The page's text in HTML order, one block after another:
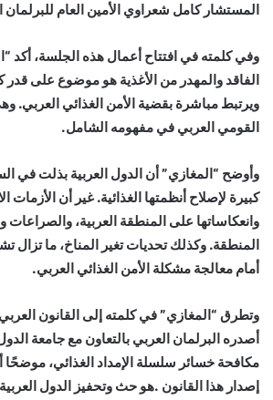
المستشار كامل شعراوي الأمين العام للبرلمان
وفي كلمته في افتتاح أعمال هذه الجلسة، أكد
الفاقد والمهدر من الأغذية هو موضوع على قدر
ويرتبط مباشرة بقضية الأمن الغذائي العربي.
القومي العربي في مفهومه الشامل.
وأوضح “المغازي” أن الدول العربية بذلت في
كبيرة لإصلاح أنظمتها الغذائية. غير أن الأزمات
وانعكاساتها على المنطقة العربية، والصراعات
المنطقة. وكذلك تحديات تغير المناخ، ما تزال
أمام معالجة مشكلة الأمن الغذائي العربي.
وتطرق “المغازي” في كلمته إلى القانون
أصدره البرلمان العربي بالتعاون مع جامعة
مكافحة خسائر سلسلة الإمداد الغذائي،
إصدار هذا القانون .هو حث وتحفيز الدول